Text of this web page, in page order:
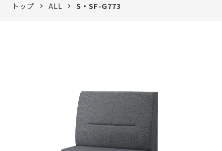
トップ ALL S・SF-G773